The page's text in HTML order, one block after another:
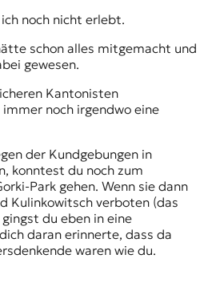
ich noch nicht erlebt.
schon alles mitgemacht und
gewesen.
Kantonisten
noch irgendwo eine
der Kundgebungen in
konntest du noch zum
Park gehen. Wenn sie dann
Kulinkowitsch verboten (das
du eben in eine
daran erinnerte, dass da
waren wie du.